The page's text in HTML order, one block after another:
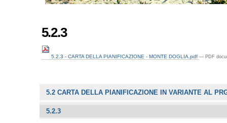
5.2.3
5.2.3 - CARTA DELLA PIANIFICAZIONE - MONTE DOGLIA.pdf — PDF
Navigazione
5.2 CARTA DELLA PIANIFICAZIONE IN VARIANTE AL
5.2.3